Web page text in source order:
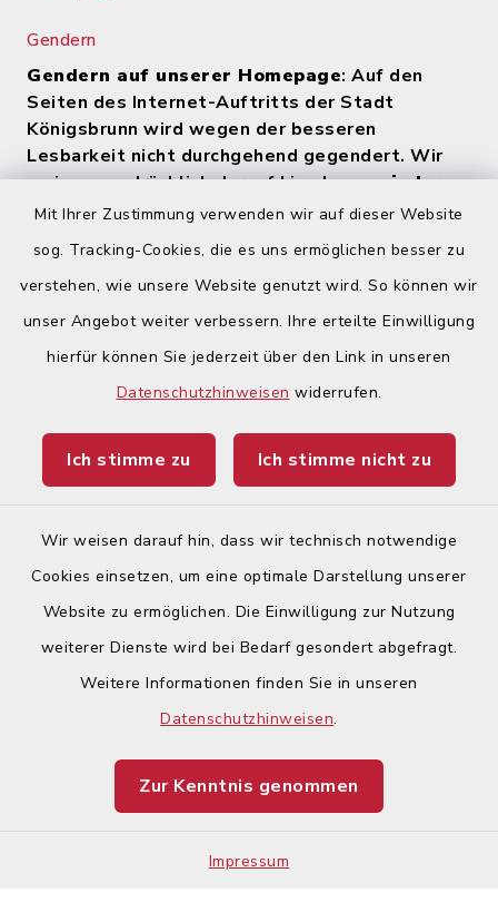
Mit Ihrer Zustimmung verwenden wir auf dieser Website
sog. Tracking-Cookies, die es uns ermöglichen besser zu
verstehen, wie unsere Website genutzt wird. So können wir
unser Angebot weiter verbessern. Ihre erteilte Einwilligung
hierfür können Sie jederzeit über den Link in unseren
Datenschutzhinweisen widerrufen.
Ich stimme zu Ich stimme nicht zu
Wir weisen darauf hin, dass wir technisch notwendige
Cookies einsetzen, um eine optimale Darstellung unserer
Website zu ermöglichen. Die Einwilligung zur Nutzung
weiterer Dienste wird bei Bedarf gesondert abgefragt.
Weitere Informationen finden Sie in unseren
Datenschutzhinweisen.
Zur Kenntnis genommen
Impressum
Gendern
Gendern auf unserer Homepage: Auf den
Seiten des Internet-Auftritts der Stadt
Königsbrunn wird wegen der besseren
Lesbarkeit nicht durchgehend gegendert. Wir
weisen ausdrücklich darauf hin, dasszu jeder
Zeit alle Geschlechter (m/w/d) angesprochen
Quicklinks
Begegnungsland Lech-Wertach
Ticketportal
Barrierefreiheit
Impressum
Sitemap